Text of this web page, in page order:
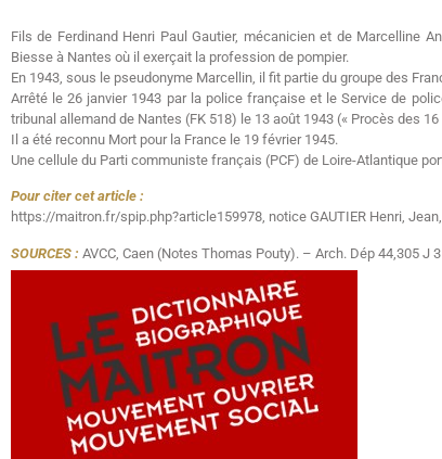
Fils de Ferdinand Henri Paul Gautier, mécanicien et de Marcelline
Biesse à Nantes où il exerçait la profession de pompier.
En 1943, sous le pseudonyme Marcellin, il fit partie du groupe des
Arrêté le 26 janvier 1943 par la police française et le Service de
tribunal allemand de Nantes (FK 518) le 13 août 1943 (« Procès des
Il a été reconnu Mort pour la France le 19 février 1945.
Une cellule du Parti communiste français (PCF) de Loire-Atlantique
Pour citer cet article :
https://maitron.fr/spip.php?article159978, notice GAUTIER Henri,
SOURCES : AVCC, Caen (Notes Thomas Pouty). – Arch. Dép 44,305 J